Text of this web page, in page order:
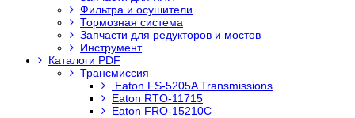
Фильтра и осушители
Тормозная система
Запчасти для редукторов и мостов
Инструмент
Каталоги PDF
Трансмиссия
Eaton FS-5205A Transmissions
Eaton RTO-11715
Eaton FRO-15210C